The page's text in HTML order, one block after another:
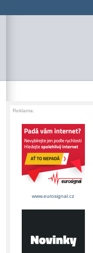
Reklama:
www.eurosignal.cz